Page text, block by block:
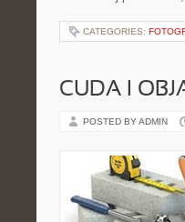
CATEGORIES:
CUDA I
POSTED BY ADMIN